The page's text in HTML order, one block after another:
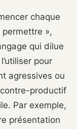
chaque
»,
qui dilue
pour
agressives ou
productif
Par exemple,
présentation